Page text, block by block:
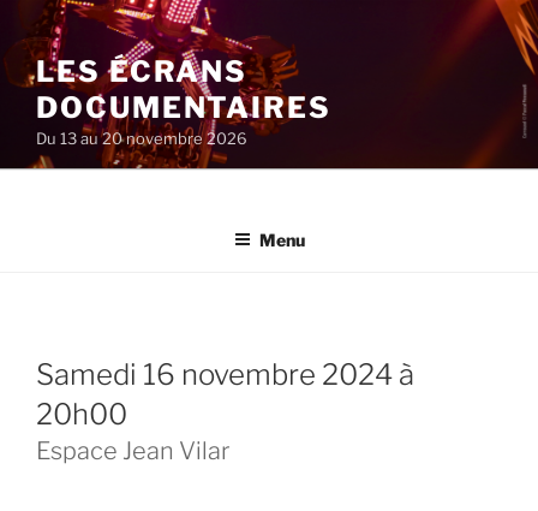
au
contenu
principal
LES ÉCRANS
DOCUMENTAIRES
Du 13 au 20 novembre 2026
Menu
samedi 16 novembre 2024 à
20h00
Espace Jean Vilar